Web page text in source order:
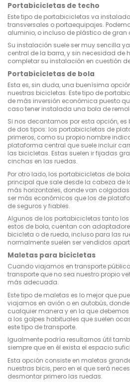
Portabicicletas de techo
Este tipo de portabicicletas va
transversales o portaequipajes.
aluminio, o incluso de plástico de gran
Su instalación suele ser muy sencilla
central de la barra, y sin necesidad de
completar su instalación en cuestión
Portabicicletas de bola
Esta es, sin duda, una buenísima
nuestras bicicletas. Este tipo de
de más inversión económica puesto
caso tener instalada una bola de
Si nos decantamos por esta opción, es
de dos tipos: los portabicicletas de
primeros, como su propio nombre
plataforma central que suele incluir
las bicicletas. Estas suelen ir fijadas
cinchas en las ruedas.
Por otro lado, los portabicicletas de
principal que sale desde la cabeza de
más horizontales, donde van colgadas
ser más económicos que los de
de seguros y fiables.
Algunos de los portabicicletas tanto
estos de bola, cuentan con
bicicleta o de rueda, incluso para las
normalmente suelen ser vendidos
Maletas para bicicletas
Cuando viajamos en transporte
transporte que no sea nuestro propio
más adecuada.
Este tipo de maletas es lo mejor que
viajamos en avión o en autobús,
cualquier manera y en la que
a los golpes habituales que suelen
este tipo de transporte.
Igualmente podría resultarnos útil
siempre que en él exista el espacio
Esta opción consiste en maletas
nuestras bicis, pero en el que será
desmontar primero las ruedas.